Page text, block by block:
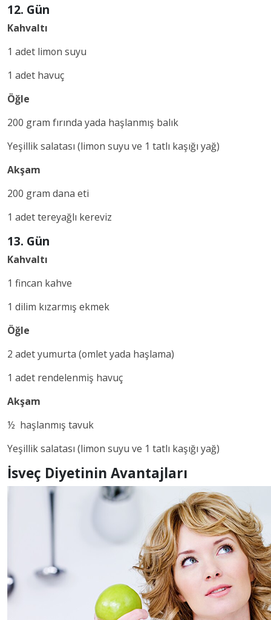
12. Gün
Kahvaltı
1 adet limon suyu
1 adet havuç
Öğle
200 gram fırında yada haşlanmış balık
Yeşillik salatası (limon suyu ve 1 tatlı kaşığı yağ)
Akşam
200 gram dana eti
1 adet tereyağlı kereviz
13. Gün
Kahvaltı
1 fincan kahve
1 dilim kızarmış ekmek
Öğle
2 adet yumurta (omlet yada haşlama)
1 adet rendelenmiş havuç
Akşam
½ haşlanmış tavuk
Yeşillik salatası (limon suyu ve 1 tatlı kaşığı yağ)
İsveç Diyetinin Avantajları